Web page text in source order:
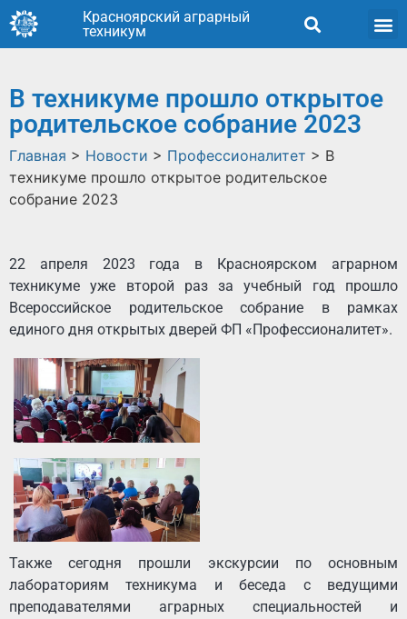
Красноярский аграрный
техникум
В техникуме прошло открытое
родительское собрание 2023
Главная > Новости > Профессионалитет > В
техникуме прошло открытое родительское
собрание 2023
22 апреля 2023 года в Красноярском аграрном
техникуме уже второй раз за учебный год прошло
Всероссийское родительское собрание в рамках
единого дня открытых дверей ФП «Профессионалитет».
Также сегодня прошли экскурсии по основным
лабораториям техникума и беседа с ведущими
преподавателями аграрных специальностей и